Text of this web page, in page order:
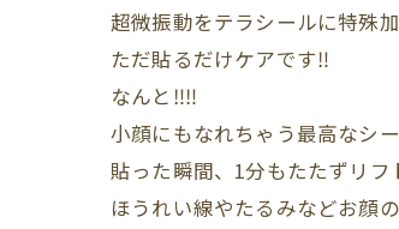
超微振動をテラシールに特殊
ただ貼るだけケアです‼︎
なんと‼︎‼︎
小顔にもなれちゃう最高なシ
貼った瞬間、1分もたたずリ
ほうれい線やたるみなどお顔